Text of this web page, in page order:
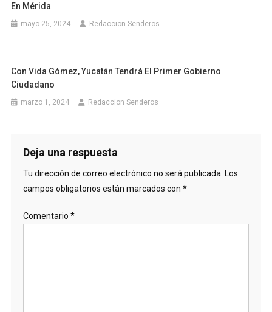
En Mérida
mayo 25, 2024 Redaccion Senderos
Con Vida Gómez, Yucatán Tendrá El Primer Gobierno
Ciudadano
marzo 1, 2024 Redaccion Senderos
Deja una respuesta
Tu dirección de correo electrónico no será publicada. Los
campos obligatorios están marcados con *
Comentario *